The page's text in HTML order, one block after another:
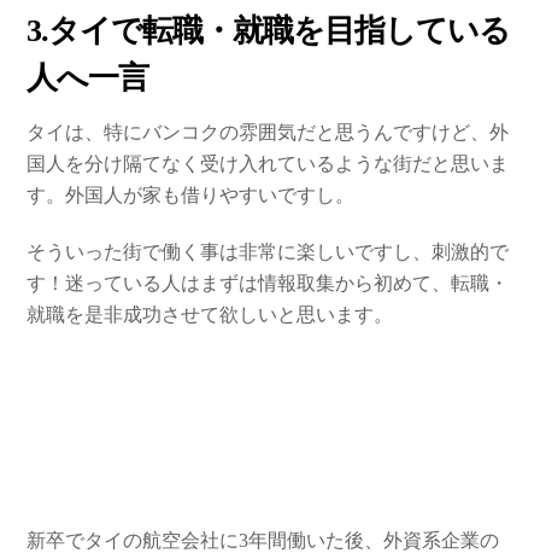
3.タイで転職・就職を目指している
人へ一言
タイは、特にバンコクの雰囲気だと思うんですけど、外
国人を分け隔てなく受け入れているような街だと思いま
す。外国人が家も借りやすいですし。
そういった街で働く事は非常に楽しいですし、刺激的で
す！迷っている人はまずは情報取集から初めて、転職・
就職を是非成功させて欲しいと思います。
新卒でタイの航空会社に3年間働いた後、外資系企業の